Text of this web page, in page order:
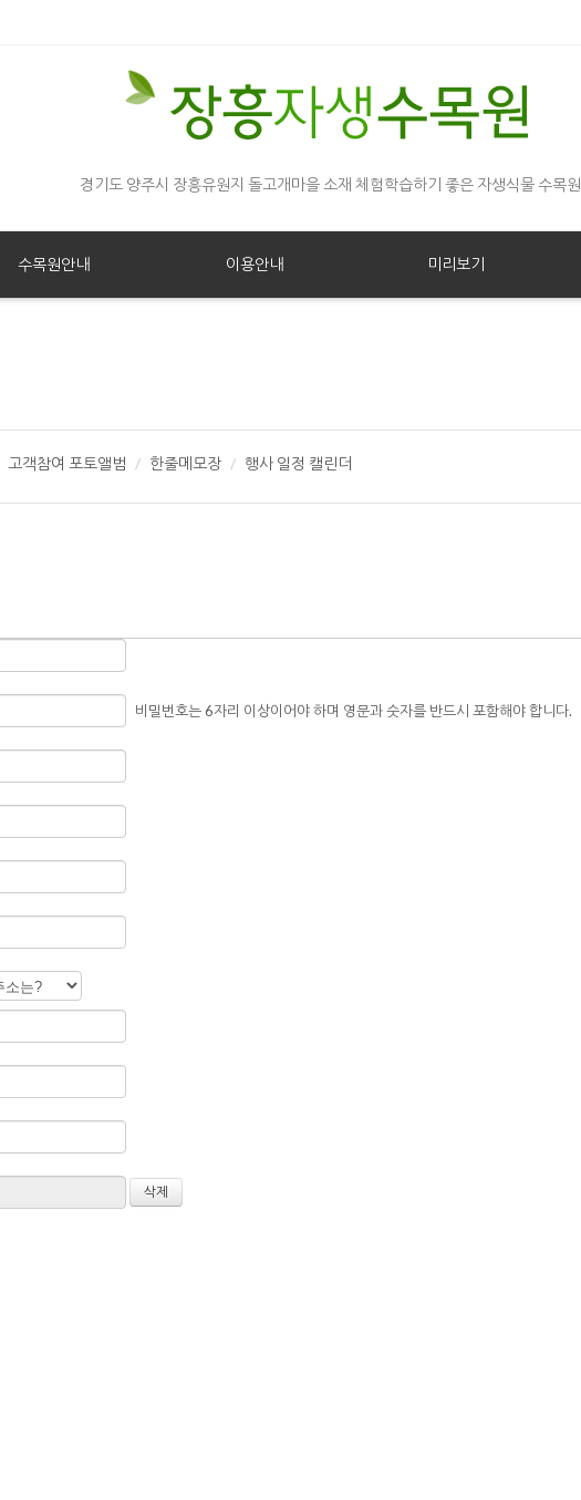
경기도 양주시 장흥유원지 돌고개마을 소재 체험학습하기 좋은 자생식물 수목원
수목원안내 이용안내 미리보기
고객참여 포토앨범 한줄메모장 행사 일정 캘린더
비밀번호는 6자리 이상이어야 하며 영문과 숫자를 반드시 포함해야 합니다.